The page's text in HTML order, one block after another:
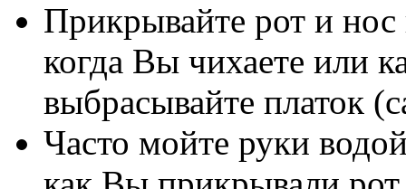
Прикрывайте рот и
когда Вы чихаете или
выбрасывайте платок
Часто мойте руки